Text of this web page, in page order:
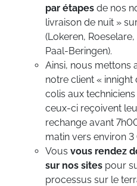
par étapes de nos
livraison de nuit »
(Lokeren,
Paal-Beringen).
Ainsi, nous mettons
notre client «
colis aux
ceux-ci reçoivent
rechange avant
matin vers environ
Vous vous rendez
sur nos sites pour
processus sur le